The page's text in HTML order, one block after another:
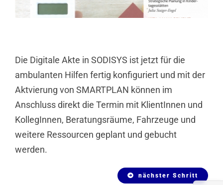
Die Digitale Akte in SODISYS ist jetzt für die
ambulanten Hilfen fertig konfiguriert und mit der
Aktvierung von SMARTPLAN können im
Anschluss direkt die Termin mit KlientInnen und
KollegInnen, Beratungsräume, Fahrzeuge und
weitere Ressourcen geplant und gebucht
werden.
nächster Schritt